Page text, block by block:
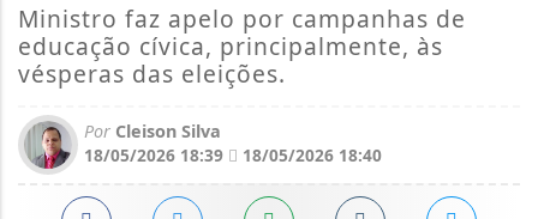
Ministro faz apelo por campanhas de
educação cívica, principalmente, às
vésperas das eleições.
Por Cleison Silva
18/05/2026 18:39
18/05/2026 18:40